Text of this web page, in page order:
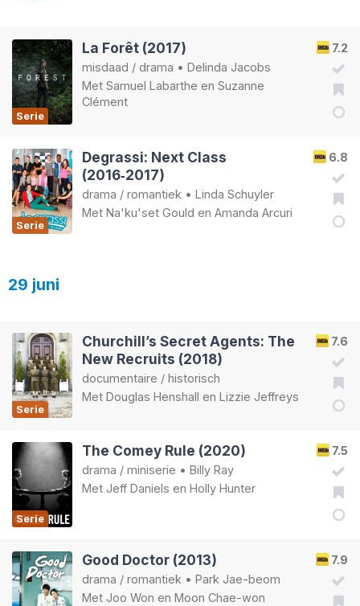
Serie
7.2
La Forêt (2017)
misdaad / drama • Delinda Jacobs
Met Samuel Labarthe en Suzanne
Clément
Serie
6.8
Degrassi: Next Class
(2016‑2017)
drama / romantiek • Linda Schuyler
Met Na'ku'set Gould en Amanda Arcuri
29 juni
Serie
7.6
Churchill’s Secret Agents: The
New Recruits (2018)
documentaire / historisch
Met Douglas Henshall en Lizzie Jeffreys
Serie
7.5
The Comey Rule (2020)
drama / miniserie • Billy Ray
Met Jeff Daniels en Holly Hunter
7.9
Good Doctor (2013)
drama / romantiek • Park Jae-beom
Met Joo Won en Moon Chae-won